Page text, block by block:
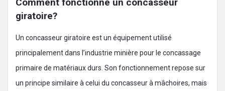
giratoire?
Un concasseur giratoire est un équipement utilisé
principalement dans l’industrie minière pour le concassage
primaire de matériaux durs. Son fonctionnement repose sur
un principe similaire à celui du concasseur à mâchoires, mais